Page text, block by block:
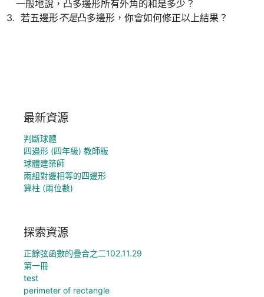
一般地說，凸多邊形所有外角的和是多少？
3.  若五邊形不是凸多邊形，你會如何修正以上結果？
最新資源
判斷球體
四邉形 (四年級) 教師版
球體建築師
兩組對邊相等的四邊形
算柱 (兩位數)
探索資源
正餘弦函數的疊合之二102.11.29
第一冊
test
perimeter of rectangle